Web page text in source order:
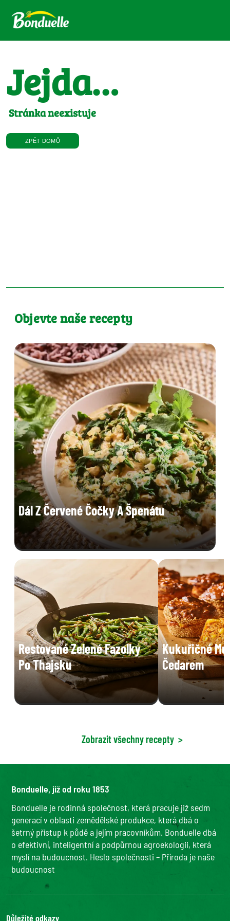
Jejda…
Stránka neexistuje
ZPĚT DOMŮ
Objevte naše recepty
Dál Z Červené Čočky A Špenátu
Restované Zelené Fazolky
Po Thajsku
Kukuřičné
Čedarem
Zobrazit všechny recepty >
Bonduelle, již od roku 1853
Bonduelle je rodinná společnost, která pracuje již sedm
generací v oblasti zemědělské produkce, která dbá o
šetrný přístup k půdě a jejím pracovníkům. Bonduelle dbá
o efektivní, inteligentní a podpůrnou agroekologii, která
myslí na budoucnost. Heslo společnosti – Příroda je naše
budoucnost
Důležité odkazy